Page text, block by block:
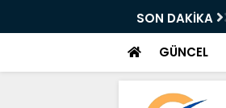
SON DAKİKA
Çocuklarımızın Geleceği”
GÜNCEL